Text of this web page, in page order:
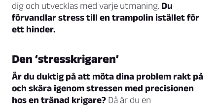
dig och utvecklas med varje utmaning. Du
förvandlar stress till en trampolin istället för
ett hinder.
Den ‘stresskrigaren’
Är du duktig på att möta dina problem rakt på
och skära igenom stressen med precisionen
hos en tränad krigare? Då är du en